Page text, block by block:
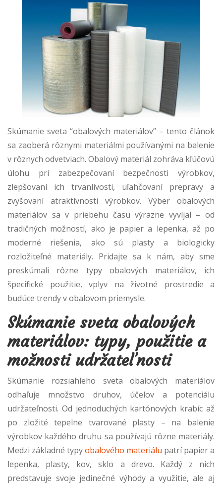
Skúmanie sveta “obalových materiálov” – tento článok
sa zaoberá rôznymi materiálmi používanými na balenie
v rôznych odvetviach. Obalový materiál zohráva kľúčovú
úlohu pri zabezpečovaní bezpečnosti výrobkov,
zlepšovaní ich trvanlivosti, uľahčovaní prepravy a
zvyšovaní atraktívnosti výrobkov. Výber obalových
materiálov sa v priebehu času výrazne vyvíjal – od
tradičných možností, ako je papier a lepenka, až po
moderné riešenia, ako sú plasty a biologicky
rozložiteľné materiály. Pridajte sa k nám, aby sme
preskúmali rôzne typy obalových materiálov, ich
špecifické použitie, vplyv na životné prostredie a
budúce trendy v obalovom priemysle.
Skúmanie sveta obalových
materiálov: typy, použitie a
možnosti udržateľnosti
Skúmanie rozsiahleho sveta obalových materiálov
odhaľuje množstvo druhov, účelov a potenciálu
udržateľnosti. Od jednoduchých kartónových krabíc až
po zložité tepelne tvarované plasty – na balenie
výrobkov každého druhu sa používajú rôzne materiály.
Medzi základné typyobalového materiálu patrí papier a
lepenka, plasty, kov, sklo a drevo. Každý z nich
predstavuje svoje jedinečné výhody a využitie, ale aj